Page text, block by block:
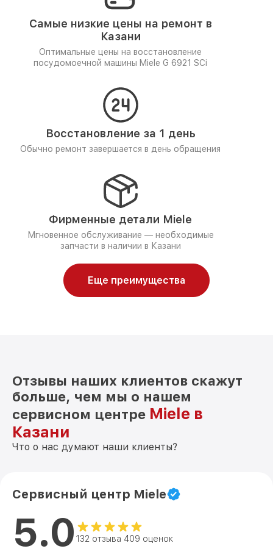
Самые низкие цены на ремонт в
Казани
Оптимальные цены на восстановление
посудомоечной машины Miele G 6921 SCi
Восстановление за 1 день
Обычно ремонт завершается в день обращения
Фирменные детали Miele
Мгновенное обслуживание — необходимые
запчасти в наличии в Казани
Еще преимущества
Отзывы наших клиентов скажут
больше, чем мы о нашем
сервисном центре Miele в
Казани
Что о нас думают наши клиенты?
Сервисный центр Miele
5.0 132 отзыва 409 оценок